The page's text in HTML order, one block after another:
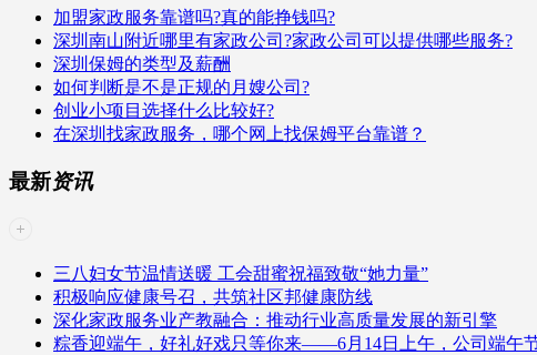
加盟家政服务靠谱吗?真的能挣钱吗?
深圳南山附近哪里有家政公司?家政公司可以提供哪些服务?
深圳保姆的类型及薪酬
如何判断是不是正规的月嫂公司?
创业小项目选择什么比较好?
在深圳找家政服务，哪个网上找保姆平台靠谱？
最新资讯
三八妇女节温情送暖 工会甜蜜祝福致敬“她力量”
积极响应健康号召，共筑社区邦健康防线
深化家政服务业产教融合：推动行业高质量发展的新引擎
粽香迎端午，好礼好戏只等你来——6月14日上午，公司端午